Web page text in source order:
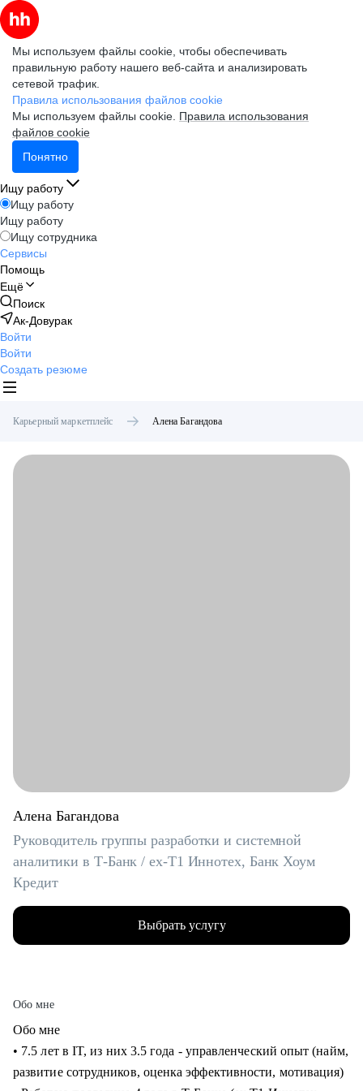
Мы используем файлы cookie, чтобы обеспечивать
правильную работу нашего веб-сайта и анализировать
сетевой трафик.
Правила использования файлов cookie
Мы используем файлы cookie. Правила использования
файлов cookie
Понятно
Ищу работу
Ищу работу
Ищу работу
Ищу сотрудника
Сервисы
Помощь
Ещё
Поиск
Ак-Довурак
Войти
Войти
Создать резюме
Карьерный маркетплейс Алена Багандова
Алена Багандова
Руководитель группы разработки и системной
аналитики в Т-Банк / ex-T1 Иннотех, Банк Хоум
Кредит
Выбрать услугу
Обо мне
Обо мне
• 7.5 лет в IT, из них 3.5 года - управленческий опыт (найм,
развитие сотрудников, оценка эффективности, мотивация)